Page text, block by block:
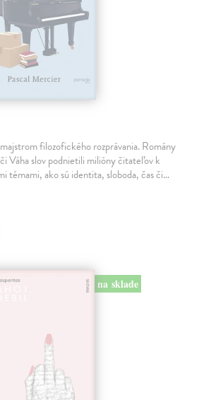
filozofického rozprávania. Romány
Váha slov podnietili milióny čitateľov k
témami, ako sú identita, sloboda, čas či…
na sklade